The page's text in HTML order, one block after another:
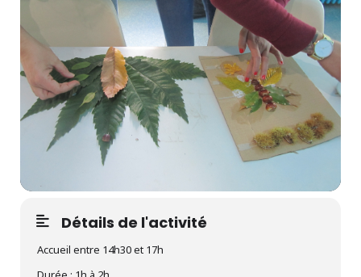
Détails de l'activité
Accueil entre 14h30 et 17h